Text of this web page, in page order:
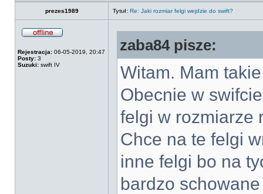
prezes1989
Tytuł: Re: Jaki rozmiar felgi wejdzie do swift?
Rejestracja: 06-05-2019, 20:47
Posty: 3
Suzuki: swift IV
zaba84 pisze:
Witam. Mam
Obecnie w
felgi w rozmiarze
Chce na te felgi
inne felgi bo na
bardzo